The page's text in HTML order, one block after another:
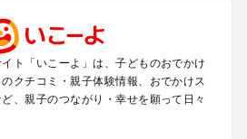
け
け
ト「いこーよ」は、子どものおでかけ
クチコミ・親子体験情報、おでかけス
、親子のつながり・幸せを願って日々